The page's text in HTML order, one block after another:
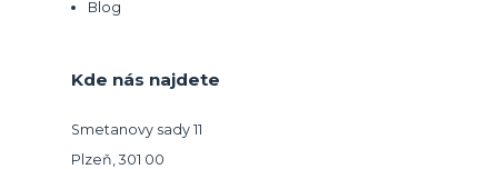
Blog
Kde nás najdete
Smetanovy sady 11
Plzeň, 301 00